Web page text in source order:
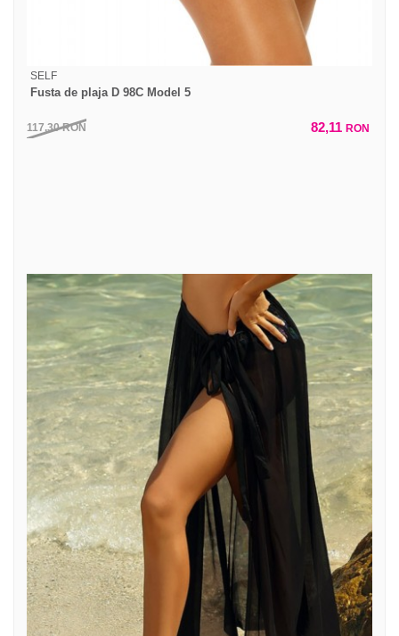
SELF
Fusta de plaja D 98C Model 5
117,30RON 82,11 RON